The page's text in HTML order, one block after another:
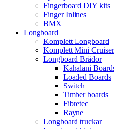
Fingerboard DIY kits
Finger Inlines
BMX
Longboard
Komplett Longboard
Komplett Mini Cruiser
Longboard Brädor
Kahalani
Loaded Boards
Switch
Timber boards
Fibretec
Rayne
Longboard truckar